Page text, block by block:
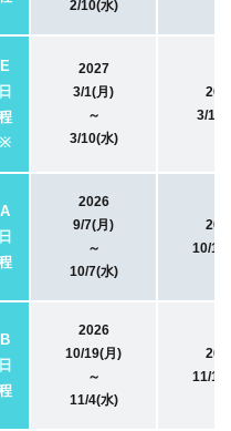
2/10(水)
E
日
※
2027
3/1(月)
～
3/10(水)
3/19(
A
日
2026
9/7(月)
～
10/7(水)
10/
B
日
2026
10/19(月)
～
11/4(水)
11/